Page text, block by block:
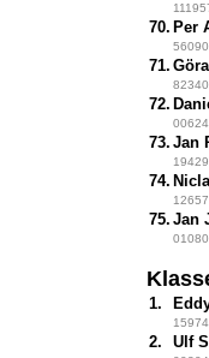
70. Per
71.
72.
73. Jan
74.
75. Jan
1.
2. Ulf